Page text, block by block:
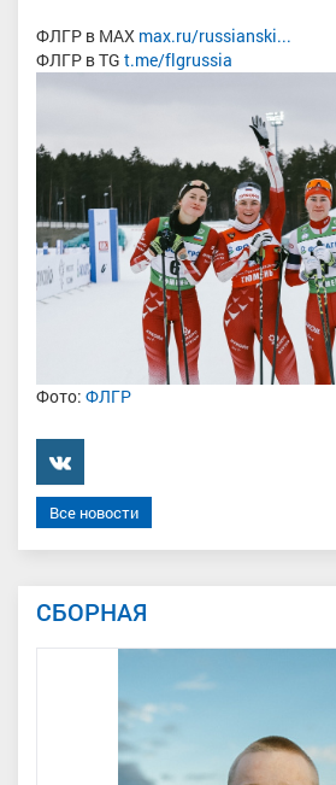
ФЛГР в MAX max.ru/russianski...
ФЛГР в TG t.me/flgrussia
Фото: ФЛГР
���������
Все новости
СБОРНАЯ